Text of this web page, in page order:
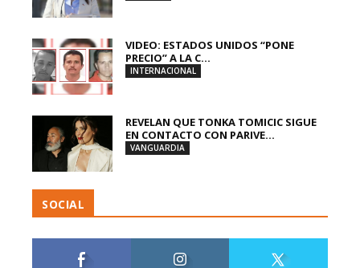
VIDEO: ESTADOS UNIDOS “PONE
PRECIO” A LA C...
INTERNACIONAL
REVELAN QUE TONKA TOMICIC SIGUE
EN CONTACTO CON PARIVE...
VANGUARDIA
SOCIAL